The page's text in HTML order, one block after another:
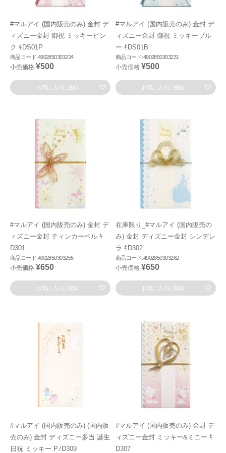
#マルアイ (国内販売のみ) 金封 デ
ィズニー金封 御祝 ミッキーピン
ク ｷDS01P
商品コード:4902850303224
小売価格 ¥500
お気に入りに登録
#マルアイ (国内販売のみ) 金封 デ
ィズニー金封 御祝 ミッキーブル
ー ｷDS01B
商品コード:4902850303231
小売価格 ¥500
お気に入りに登録
#マルアイ (国内販売のみ) 金封 デ
ィズニー金封 ティンカーベル ｷ
D301
商品コード:4902850303255
小売価格 ¥650
お気に入りに登録
在庫限り_#マルアイ (国内販売の
み) 金封 ディズニー金封 シンデレ
ラ ｷD302
商品コード:4902850303262
小売価格 ¥650
お気に入りに登録
#マルアイ (国内販売のみ) (国内販
売のみ) 金封 ディズニー多当 誕生
日祝 ミッキー PﾉD309
#マルアイ (国内販売のみ) 金封 デ
ィズニー金封 ミッキー&ミニー ｷ
D307